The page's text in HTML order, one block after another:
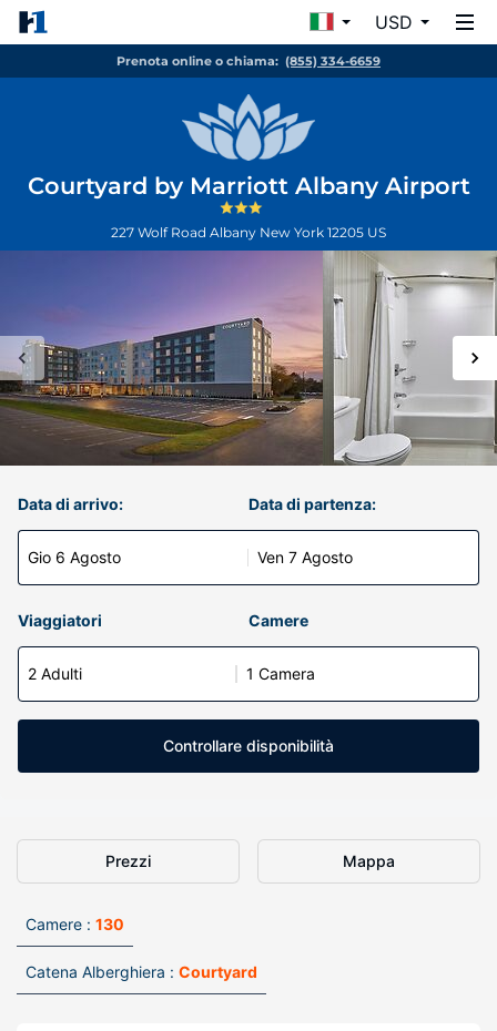
USD
Prenota online o chiama: (855) 334-6659
Courtyard by Marriott Albany Airport
227 Wolf Road Albany New York 12205 US
Data di arrivo:
Gio 6 Agosto
Data di partenza:
Ven 7 Agosto
Viaggiatori Camere
2 Adulti 1 Camera
Controllare disponibilità
Prezzi Mappa
Camere : 130
Catena Alberghiera : Courtyard